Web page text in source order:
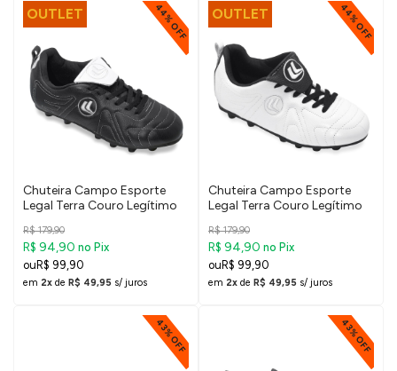
OUTLET 44% OFF
Chuteira Campo Esporte
Legal Terra Couro Legítimo
R$ 179,90
R$ 94,90 no Pix
R$ 99,90
em 2x de R$ 49,95 s/ juros
OUTLET 44% OFF
Chuteira Campo Esporte
Legal Terra Couro Legítimo
R$ 179,90
R$ 94,90 no Pix
R$ 99,90
em 2x de R$ 49,95 s/ juros
43% OFF 43% OFF